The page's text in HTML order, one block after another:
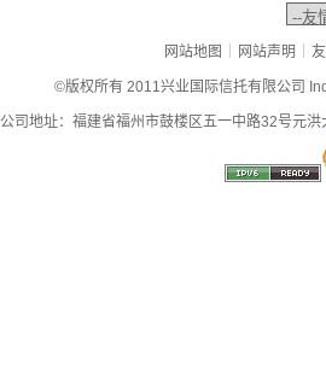
网站地图 | 网站声明 |
©版权所有 2011兴业国际信托有限公司
公司地址：福建省福州市鼓楼区五一中路32号元